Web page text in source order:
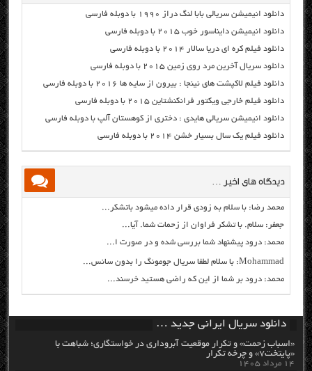
دانلود انیمیشن سریالی بابا لنگ دراز ۱۹۹۰ با دوبله فارسی
دانلود انیمیشن دایناسور خوب ۲۰۱۵ با دوبله فارسی
دانلود فیلم کره ای دریا سالار ۲۰۱۴ با دوبله فارسی
دانلود سریال آخرین مرد روی زمین ۲۰۱۵ با دوبله فارسی
دانلود فیلم لاکپشت های نینجا : بیرون از سایه ها ۲۰۱۶ با دوبله فارسی
دانلود فیلم خارجی ویکتور فرانکنشتاین ۲۰۱۵ با دوبله فارسی
دانلود انیمیشن سریالی هایدی : دختری از کوهستان آلپ با دوبله فارسی
دانلود فیلم یک سال بسیار خشن ۲۰۱۴ با دوبله فارسی
دیدگاه های اخیر …
محمد رضا: با سلام به زودی قرار داده میشود باتشکر...
جعفر: سلام. با تشکر فراوان از زحمات شما. آیا...
محمد: درود پیشنهاد شما بررسی شده و در صورت ا...
Mohammad: با سلام لطفا سریال جومونگ را بدون سانس...
محمد: درود بر شما از این که راضی هستید خرسند...
دانلود سریال ایرانی جدید …
«اسباب زحمت» و تکرار موقعیت آبروداری در خواستگاری؛ شباهت با
«پایتخت۷» و چرخه تکرار
۱۴ مرداد ۱۴۰۵